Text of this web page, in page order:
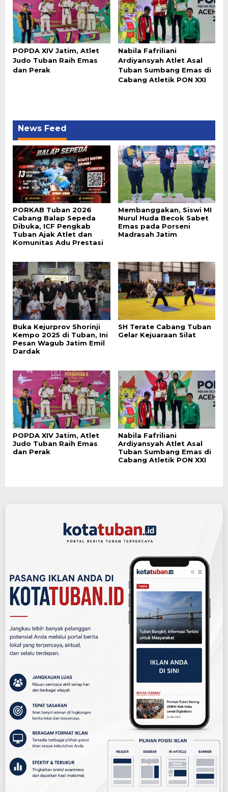
POPDA XIV Jatim, Atlet
Judo Tuban Raih Emas
dan Perak
Nabila Fafriliani
Ardiyansyah Atlet Asal
Tuban Sumbang Emas di
Cabang Atletik PON XXI
News Feed
PORKAB Tuban 2026
Cabang Balap Sepeda
Dibuka, ICF Pengkab
Tuban Ajak Atlet dan
Komunitas Adu Prestasi
Membanggakan, Siswi MI
Nurul Huda Becok Sabet
Emas pada Porseni
Madrasah Jatim
Buka Kejurprov Shorinji
Kempo 2025 di Tuban, Ini
Pesan Wagub Jatim Emil
Dardak
SH Terate Cabang Tuban
Gelar Kejuaraan Silat
POPDA XIV Jatim, Atlet
Judo Tuban Raih Emas
dan Perak
Nabila Fafriliani
Ardiyansyah Atlet Asal
Tuban Sumbang Emas di
Cabang Atletik PON XXI